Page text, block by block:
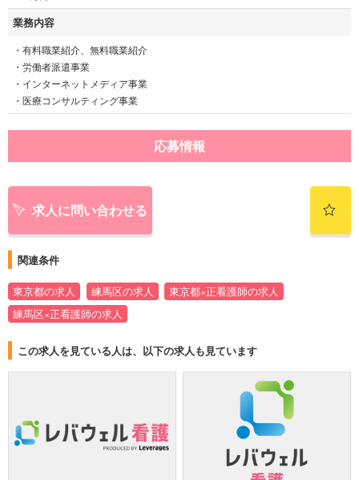
業務内容
・有料職業紹介、無料職業紹介
・労働者派遣事業
・インターネットメディア事業
・医療コンサルティング事業
応募情報
求人に問い合わせる
関連条件
東京都の求人 練馬区の求人
東京都×正看護師の求人
練馬区×正看護師の求人
この求人を見ている人は、以下の求人も見ています